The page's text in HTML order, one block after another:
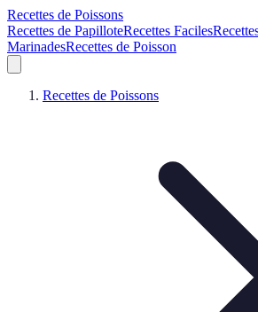
Recettes de Poissons
Recettes de PapilloteRecettes Faciles
MarinadesRecettes de Poisson
Recettes de Poissons